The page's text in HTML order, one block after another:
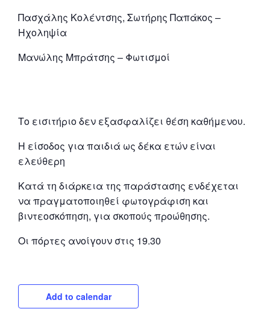
Πασχάλης Κολέντσης, Σωτήρης Παπάκος –
Ηχοληψία
Μανώλης Μπράτσης – Φωτισμοί
Το εισιτήριο δεν εξασφαλίζει θέση καθήμενου.
Η είσοδος για παιδιά ως δέκα ετών είναι
ελεύθερη
Κατά τη διάρκεια της παράστασης ενδέχεται
να πραγματοποιηθεί φωτογράφιση και
βιντεοσκόπηση, για σκοπούς προώθησης.
Οι πόρτες ανοίγουν στις 19.30
Add to calendar